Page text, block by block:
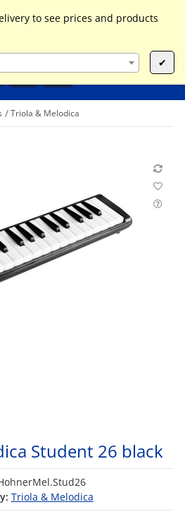
to see prices and products
✔
leer
Triola & Melodica
Student 26 black
Triola & Melodica